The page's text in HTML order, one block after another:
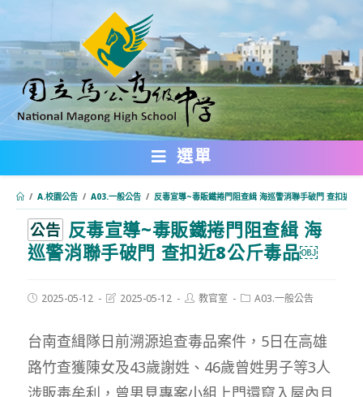
轉
主
要
內
選單
/ A.校園公告 / A03.一般公告 / 反毒宣導~毒販鐵捲門阻查緝 海巡警消聯手破門 查扣近8
公告 反毒宣導~毒販鐵捲門阻查緝 海
巡警消聯手破門 查扣近8公斤毒品￼
Post2025-05-12
Post2025-05-12
Post教官室
PostA03.一般公告
台南查緝隊日前溯源追查毒品案件，5日在高雄
路竹查獲陳女及43歲謝姓、46歲曾姓男子等3人
涉販毒牟利，曾男見專案小組上門還竄入屋內且